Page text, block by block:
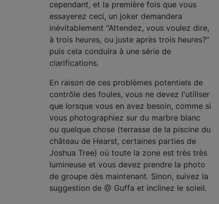
cependant, et la première fois que vous
essayerez ceci, un joker demandera
inévitablement "Attendez, vous voulez dire,
à trois heures, ou juste après trois heures?"
puis cela conduira à une série de
clarifications.
En raison de ces problèmes potentiels de
contrôle des foules, vous ne devez l'utiliser
que lorsque vous en avez besoin, comme si
vous photographiez sur du marbre blanc
ou quelque chose (terrasse de la piscine du
château de Hearst, certaines parties de
Joshua Tree) où toute la zone est très très
lumineuse et vous devez prendre la photo
de groupe dès maintenant. Sinon, suivez la
suggestion de @ Guffa et inclinez le soleil.